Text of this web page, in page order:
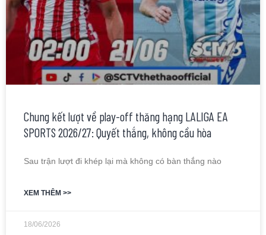
Chung kết lượt về play-off thăng hạng LALIGA EA
SPORTS 2026/27: Quyết thắng, không cầu hòa
Sau trận lượt đi khép lại mà không có bàn thắng nào
XEM THÊM >>
18/06/2026